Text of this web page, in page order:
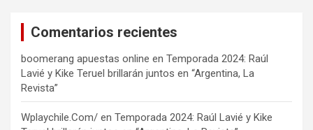
Comentarios recientes
boomerang apuestas online en Temporada 2024: Raúl
Lavié y Kike Teruel brillarán juntos en “Argentina, La
Revista”
Wplaychile.Com/ en Temporada 2024: Raúl Lavié y Kike